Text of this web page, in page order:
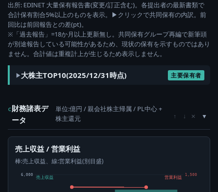
出所: EDINET 大量保有報告書(変更/訂正含む)。各提出者の最新書類で
合計保有割合5%以上のものを表示。▶クリックで共同保有の内訳。前
回比は前回報告との差(pt)。
※「過去報告」=18か月以上更新無し。共同保有グループ再編で新筆頭
が別途報告している可能性があるため、現状の保有を示すものではあり
ません。合計値は重複計上が生じるため表示しません。
大株主TOP10(2025/12/31時点) 主要保有者
c財務諸表デ
ータ
単位:億円 / 親会社株主帰属 / PL中心 +
株主還元
↑ ↓ ×
売上収益 / 営業利益
棒:売上収益、線:営業利益(別目盛)
6,000 1,500
売上収益 営業利益